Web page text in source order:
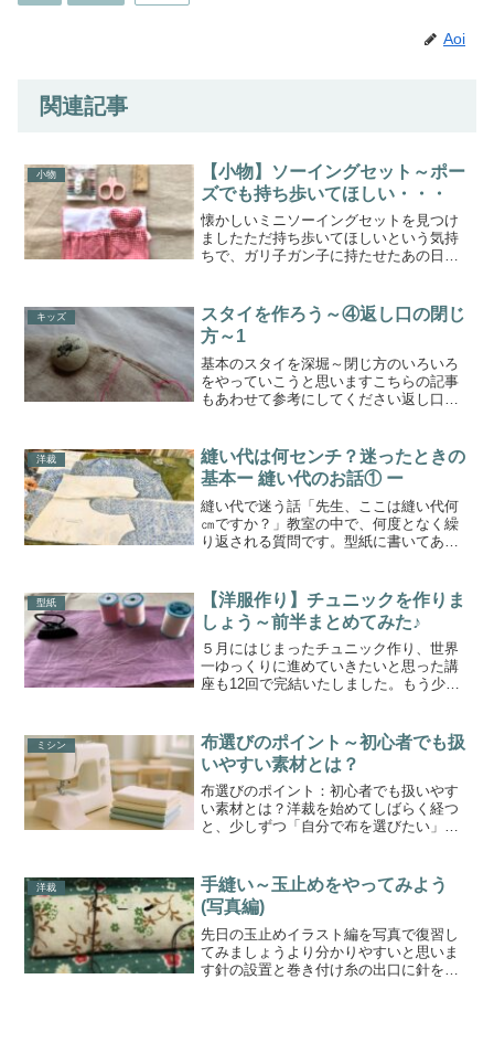
Aoi
関連記事
小物
【小物】ソーイングセット～ポー
ズでも持ち歩いてほしい・・・
懐かしいミニソーイングセットを見つけ
ましたただ持ち歩いてほしいという気持
ちで、ガリ子ガン子に持たせたあの日
てるよーって言えたらすごくない？と、
無理やりカバンに入れたよ...
キッズ
スタイを作ろう～④返し口の閉じ
方～1
基本のスタイを深堀～閉じ方のいろいろ
をやっていこうと思いますこちらの記事
もあわせて参考にしてください返し口の
ブの場合)表に返す前に、必ず一旦アイロ
ンでクセをつけておき...
洋裁
縫い代は何センチ？迷ったときの
基本ー 縫い代のお話① ー
縫い代で迷う話「先生、ここは縫い代何
㎝ですか？」教室の中で、何度となく繰
り返される質問です。型紙に書いてある
うな箇所を裁断してきたはずなのに、作
業が始まると、また迷いま...
型紙
【洋服作り】チュニックを作りま
しょう～前半まとめてみた♪
５月にはじまったチュニック作り、世界
一ゆっくりに進めていきたいと思った講
座も12回で完結いたしました。もう少し
から先、また続くシリーズに生かしたい
と思っています。という...
ミシン
布選びのポイント～初心者でも扱
いやすい素材とは？
布選びのポイント：初心者でも扱いやす
い素材とは？洋裁を始めてしばらく経つ
と、少しずつ「自分で布を選びたい」と
が、種類が多すぎてどれを選べばよいの
か迷ってしまうこともありま...
洋裁
手縫い～玉止めをやってみよう
(写真編)
先日の玉止めイラスト編を写真で復習し
てみましょうより分かりやすいと思いま
す針の設置と巻き付け糸の出口に針を置